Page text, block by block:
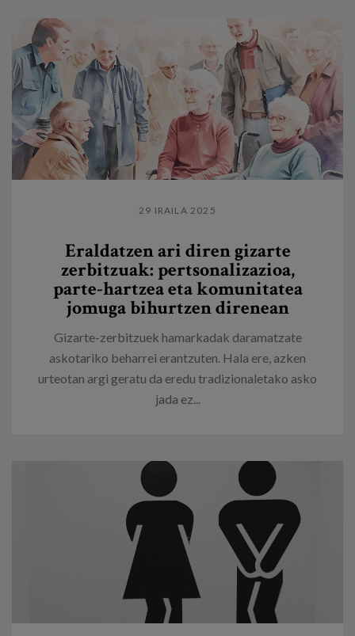
29 IRAILA 2025
Eraldatzen ari diren gizarte
zerbitzuak: pertsonalizazioa,
parte-hartzea eta komunitatea
jomuga bihurtzen direnean
Gizarte-zerbitzuek hamarkadak daramatzate
askotariko beharrei erantzuten. Hala ere, azken
urteotan argi geratu da eredu tradizionaletako asko
jada ez...